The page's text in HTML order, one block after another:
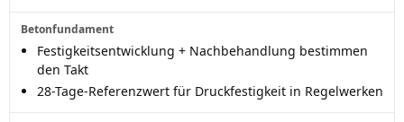
Festigkeitsentwicklung + Nachbehandlung bestimmen
den Takt
28-Tage-Referenzwert für Druckfestigkeit in Regelwerken